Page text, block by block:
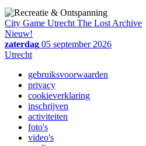
City Game Utrecht The Lost Archive
Nieuw!
zaterdag 05 september 2026
Utrecht
gebruiksvoorwaarden
privacy
cookieverklaring
inschrijven
activiteiten
foto's
video's